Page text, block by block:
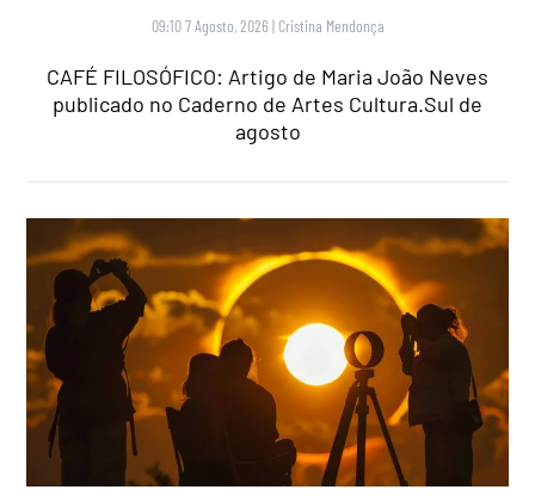
09:10 7 Agosto, 2026 | Cristina Mendonça
CAFÉ FILOSÓFICO: Artigo de Maria João Neves
publicado no Caderno de Artes Cultura.Sul de
agosto